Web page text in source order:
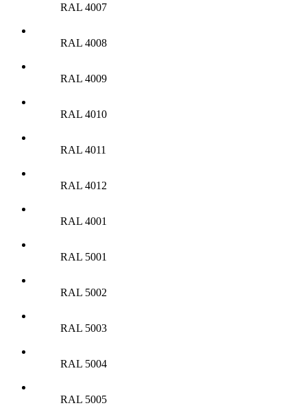
RAL 4007
RAL 4008
RAL 4009
RAL 4010
RAL 4011
RAL 4012
RAL 4001
RAL 5001
RAL 5002
RAL 5003
RAL 5004
RAL 5005